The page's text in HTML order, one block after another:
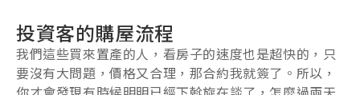
投資客的購屋流程
我們這些買來置產的人，看房子的速度也是超快的，只
要沒有大問題，價格又合理，那合約我就簽了。所以，